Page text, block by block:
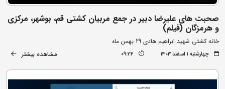
صحبت های علیرضا دبیر در جمع مربیان کشتی قم، بوشهر، مرکزی
و هرمزگان (فیلم)
خانه کشتی شهید ابراهیم هادی 29 بهمن ماه
چهارشنبه ۱ اسفند ۱۴۰۳ 09:24 مشاهده بیشتر